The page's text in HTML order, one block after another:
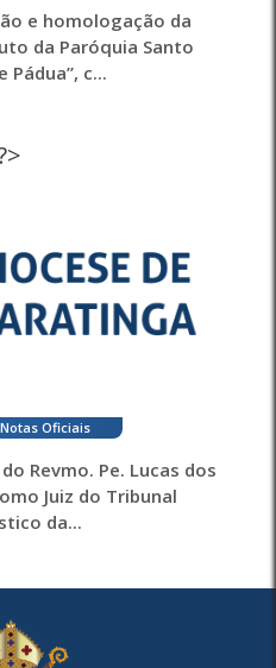
e homologação da
da Paróquia Santo
Pádua”, c...
Notas Oficiais
Revmo. Pe. Lucas dos
Juiz do Tribunal
da...